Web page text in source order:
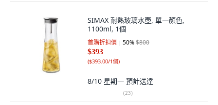
SIMAX 耐熱玻璃水壺, 單一顏色,
1100ml, 1個
首購折扣價 50%$800
$393
($393.00/1個)
8/10 星期一 預計送達
(23)